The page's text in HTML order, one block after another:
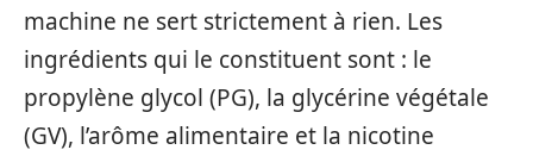
machine ne sert strictement à rien. Les
ingrédients qui le constituent sont : le
propylène glycol (PG), la glycérine végétale
(GV), l’arôme alimentaire et la nicotine